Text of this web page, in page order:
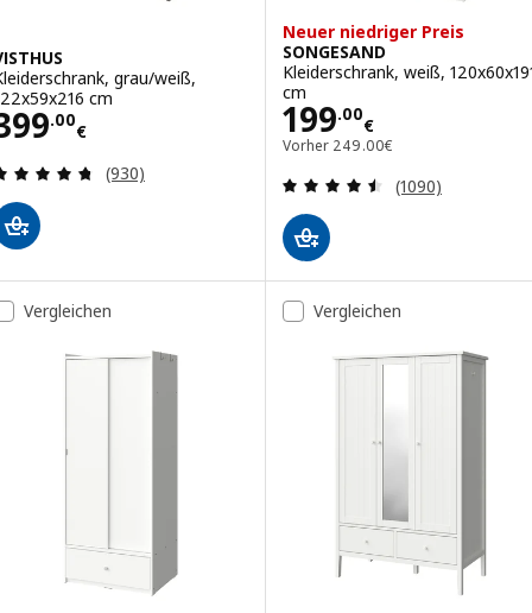
grau/weiß,
cm
.00
€
399.00€
Bewertungen: 4.7 von 5 Sternen. Bewertungen
(930)
Neuer niedriger Preis
SONGESAND
Kleiderschrank, weiß,
cm
199.00
€
Preis 199.00€
Vorher 249.00€
Vorher 249.00€
Bewertungen:
(1090)
Vergleichen Vergleichen